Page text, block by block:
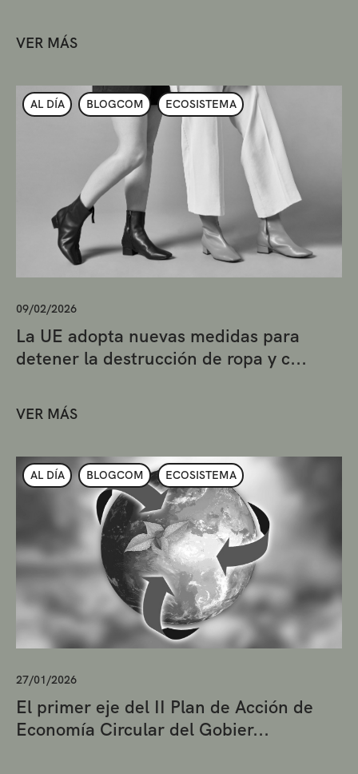
VER MÁS
AL DÍA BLOGCOM ECOSISTEMA
09/02/2026
La UE adopta nuevas medidas para
detener la destrucción de ropa y c...
VER MÁS
AL DÍA BLOGCOM ECOSISTEMA
27/01/2026
El primer eje del II Plan de Acción de
Economía Circular del Gobier...